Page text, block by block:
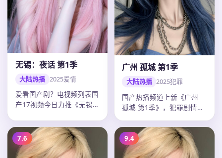
无锡：夜话 第1季
大陆热播 2025爱情
爱看国产剧？电视频列表国
产17视频今日力推《无锡：
国…
广州 孤城 第1季
大陆热播 2025犯罪
国产热播频道上新《广州
孤城 第1季》，犯罪剧情紧
准，20…
7.6 9.4